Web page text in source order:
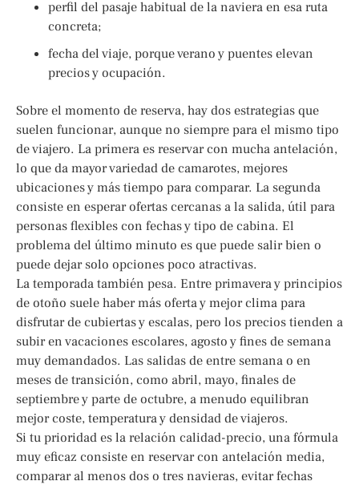
perfil del pasaje habitual de la naviera en esa ruta
concreta;
fecha del viaje, porque verano y puentes elevan
precios y ocupación.
Sobre el momento de reserva, hay dos estrategias que
suelen funcionar, aunque no siempre para el mismo tipo
de viajero. La primera es reservar con mucha antelación,
lo que da mayor variedad de camarotes, mejores
ubicaciones y más tiempo para comparar. La segunda
consiste en esperar ofertas cercanas a la salida, útil para
personas flexibles con fechas y tipo de cabina. El
problema del último minuto es que puede salir bien o
puede dejar solo opciones poco atractivas.
La temporada también pesa. Entre primavera y principios
de otoño suele haber más oferta y mejor clima para
disfrutar de cubiertas y escalas, pero los precios tienden a
subir en vacaciones escolares, agosto y fines de semana
muy demandados. Las salidas de entre semana o en
meses de transición, como abril, mayo, finales de
septiembre y parte de octubre, a menudo equilibran
mejor coste, temperatura y densidad de viajeros.
Si tu prioridad es la relación calidad-precio, una fórmula
muy eficaz consiste en reservar con antelación media,
comparar al menos dos o tres navieras, evitar fechas